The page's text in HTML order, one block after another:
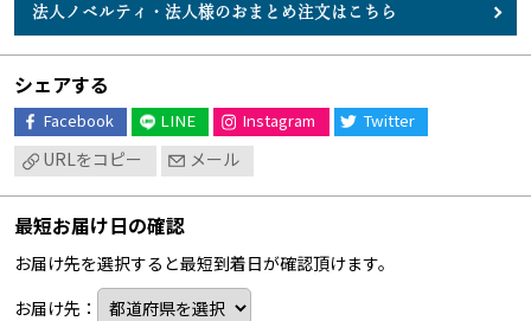
法人ノベルティ・ 法人様のおまとめ注文はこちら
シェアする
Facebook LINE Instagram Twitter
URLをコピー メール
最短お届け日の確認
お届け先を選択すると最短到着日が確認頂けます。
お届け先：